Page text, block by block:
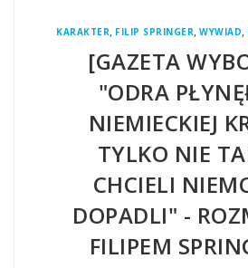
KARAKTER, FILIP SPRINGER,WYWIAD,
[GAZETA
"ODRA
NIEMIECKIEJ
TYLKO NIE
CHCIELI
DOPADLI" -
FILIPEM